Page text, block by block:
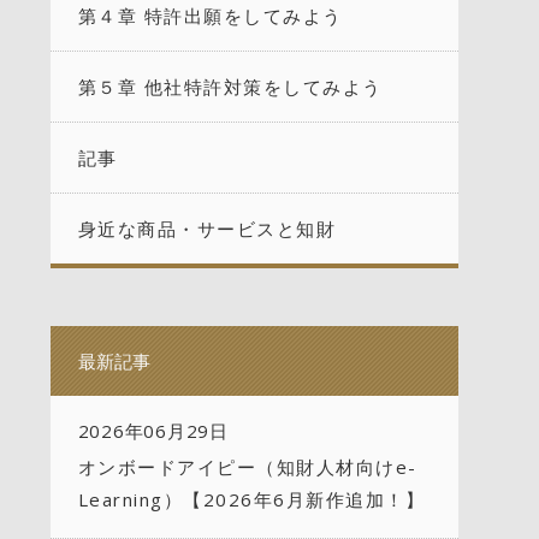
第４章 特許出願をしてみよう
第５章 他社特許対策をしてみよう
記事
身近な商品・サービスと知財
最新記事
2026年06月29日
オンボードアイピー（知財人材向けe-
Learning）【2026年6月新作追加！】